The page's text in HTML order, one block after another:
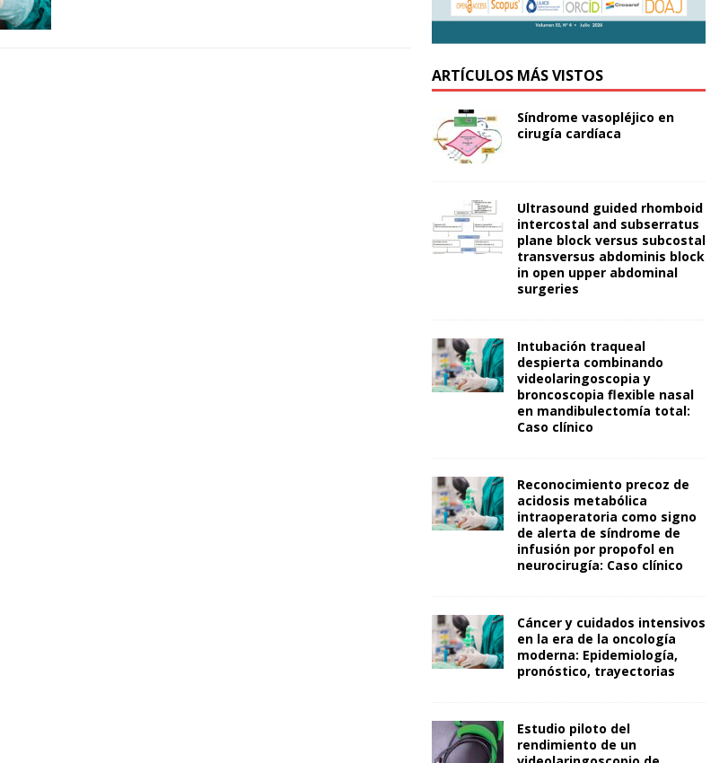
ARTÍCULOS MÁS VISTOS
Síndrome vasopléjico en
cirugía cardíaca
Ultrasound guided rhomboid
intercostal and subserratus
plane block versus subcostal
transversus abdominis block
in open upper abdominal
surgeries
Intubación traqueal
despierta combinando
videolaringoscopia y
broncoscopia flexible nasal
en mandibulectomía total:
Caso clínico
Reconocimiento precoz de
acidosis metabólica
intraoperatoria como signo
de alerta de síndrome de
infusión por propofol en
neurocirugía: Caso clínico
Cáncer y cuidados intensivos
en la era de la oncología
moderna: Epidemiología,
pronóstico, trayectorias
Estudio piloto del
rendimiento de un